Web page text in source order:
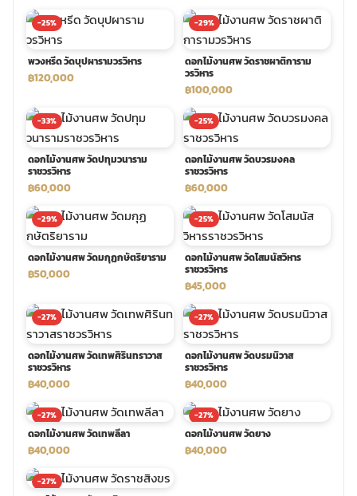
ดอกไม้งานศพ ส่งฟรี
ดอกไม้งานศพ ออนไลน์
พวงดอกไม้งานศพ
tpdecorate ปูพื้น
พวงหรีด ส่งด่วน วันนี้
-25%
พวงหรีด วัดบุปผารามวรวิหาร
฿120,000
-29%
ดอกไม้งานศพ วัดราชผาติการาม
วรวิหาร
฿100,000
-33%
ดอกไม้งานศพ วัดปทุมวนาราม
ราชวรวิหาร
฿60,000
-25%
ดอกไม้งานศพ วัดบวรมงคล
ราชวรวิหาร
฿60,000
-29%
ดอกไม้งานศพ วัดมกุฏกษัตริยาราม
฿50,000
-25%
ดอกไม้งานศพ วัดโสมนัสวิหาร
ราชวรวิหาร
฿45,000
-27%
ดอกไม้งานศพ วัดเทพศิรินทราวาส
ราชวรวิหาร
฿40,000
-27%
ดอกไม้งานศพ วัดบรมนิวาส
ราชวรวิหาร
฿40,000
-27%
ดอกไม้งานศพ วัดเทพลีลา
฿40,000
-27%
ดอกไม้งานศพ วัดยาง
฿40,000
-27%